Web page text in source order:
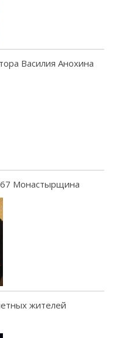
Василия Анохина
Монастырщина
жителей